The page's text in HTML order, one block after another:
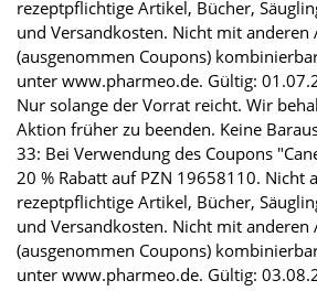
rezeptpflichtige Artikel, Bücher,
und Versandkosten. Nicht mit
(ausgenommen Coupons)
unter www.pharmeo.de. Gültig:
Nur solange der Vorrat reicht. Wir
Aktion früher zu beenden. Keine
33: Bei Verwendung des Coupons
20 % Rabatt auf PZN 19658110. Nicht
rezeptpflichtige Artikel, Bücher,
und Versandkosten. Nicht mit
(ausgenommen Coupons)
unter www.pharmeo.de. Gültig: